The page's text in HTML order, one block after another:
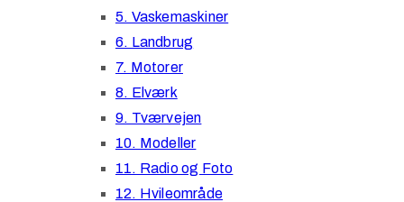
5. Vaskemaskiner
6. Landbrug
7. Motorer
8. Elværk
9. Tværvejen
10. Modeller
11. Radio og Foto
12. Hvileområde